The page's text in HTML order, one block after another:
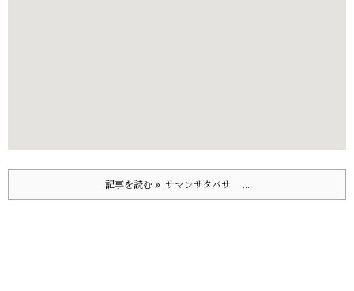
記事を読む サマンサタバサ ...